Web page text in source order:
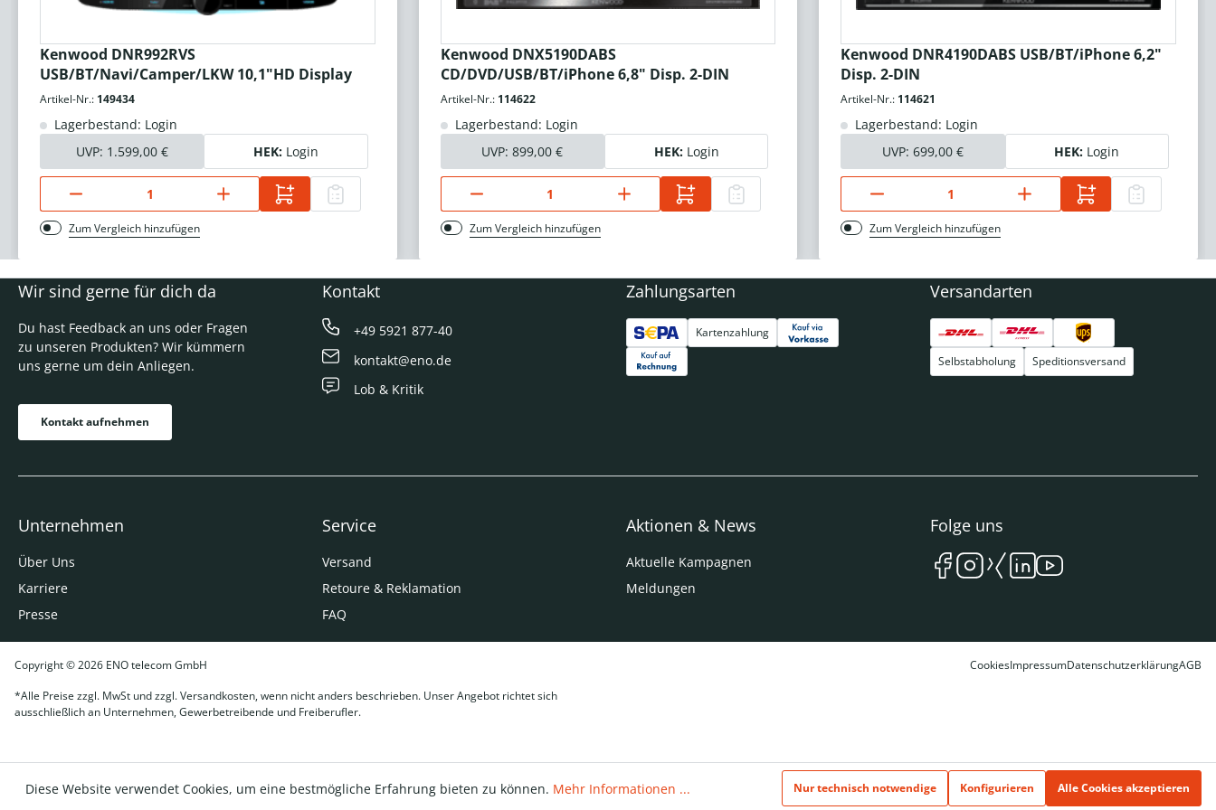
Kenwood DNR992RVS
USB/BT/Navi/Camper/LKW 10,1"HD Display
Artikel-Nr.: 149434
Lagerbestand: Login
UVP: 1.599,00 € HEK: Login
Zum Vergleich hinzufügen
Kenwood DNX5190DABS
CD/DVD/USB/BT/iPhone 6,8" Disp. 2-DIN
Artikel-Nr.: 114622
Lagerbestand: Login
UVP:899,00 € HEK: Login
Zum Vergleich hinzufügen
Kenwood DNR4190DABS USB/BT/iPhone 6,2"
Disp. 2-DIN
Artikel-Nr.: 114621
Lagerbestand: Login
UVP: 699,00 € HEK: Login
Zum Vergleich hinzufügen
Wir sind gerne für dich da
Du hast Feedback an uns oder Fragen
zu unseren Produkten? Wir kümmern
uns gerne um dein Anliegen.
Kontakt aufnehmen
Kontakt
+49 5921 877-40
kontakt@eno.de
Lob & Kritik
Unternehmen
Über Uns
Karriere
Presse
Service
Versand
Retoure & Reklamation
FAQ
Aktionen & News
Aktuelle Kampagnen
Meldungen
Zahlungsarten
Kartenzahlung
Versandarten
Selbstabholung Speditionsversand
Folge uns
Copyright © 2026 ENO telecom GmbH CookiesImpressumDatenschutzerklärungAGB
*Alle Preise zzgl. MwSt und zzgl. Versandkosten, wenn nicht anders beschrieben. Unser Angebot richtet sich
ausschließlich an Unternehmen, Gewerbetreibende und Freiberufler.
Diese Website verwendet Cookies, um eine bestmögliche Erfahrung bieten zu können. Mehr Informationen ... Nur technisch notwendige Konfigurieren Alle Cookies akzeptieren